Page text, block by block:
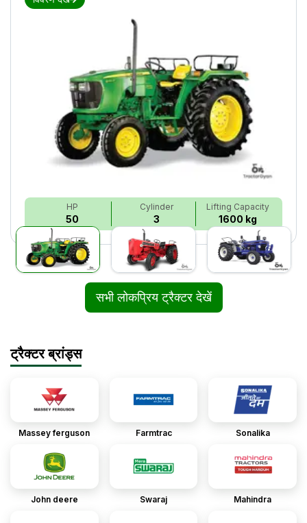
HP
50
Cylinder
3
Lifting Capacity
1600 kg
सभी लोकप्रिय ट्रैक्टर देखें
ट्रैक्टर ब्रांड्स
Massey ferguson Farmtrac Sonalika
John deere Swaraj Mahindra